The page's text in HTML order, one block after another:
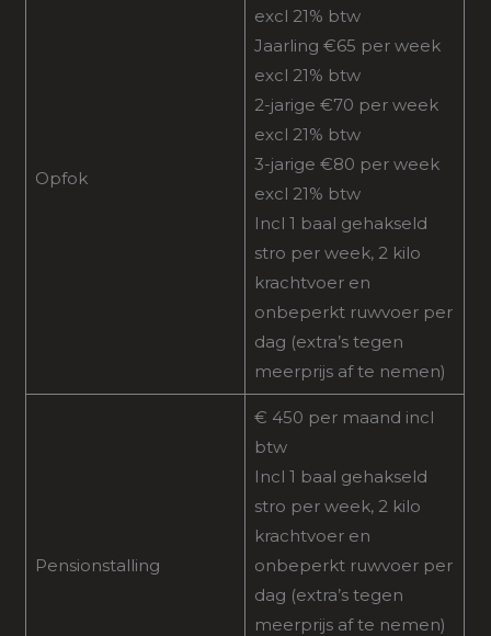
Opfok
excl 21% btw
Jaarling €65 per week
excl 21% btw
2-jarige €70 per week
excl 21% btw
3-jarige €80 per week
excl 21% btw
Incl 1 baal gehakseld
stro per week, 2 kilo
krachtvoer en
onbeperkt ruwvoer per
dag (extra’s tegen
meerprijs af te nemen)
Pensionstalling
€ 450 per maand incl
btw
Incl 1 baal gehakseld
stro per week, 2 kilo
krachtvoer en
onbeperkt ruwvoer per
dag (extra’s tegen
meerprijs af te nemen)